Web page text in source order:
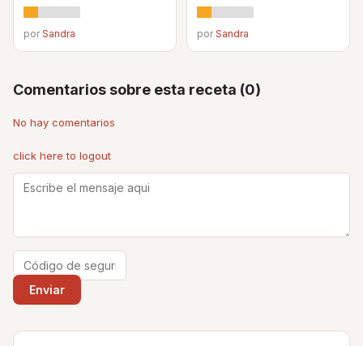
porSandra porSandra
Comentarios sobre esta receta (0)
No hay comentarios
click here to logout